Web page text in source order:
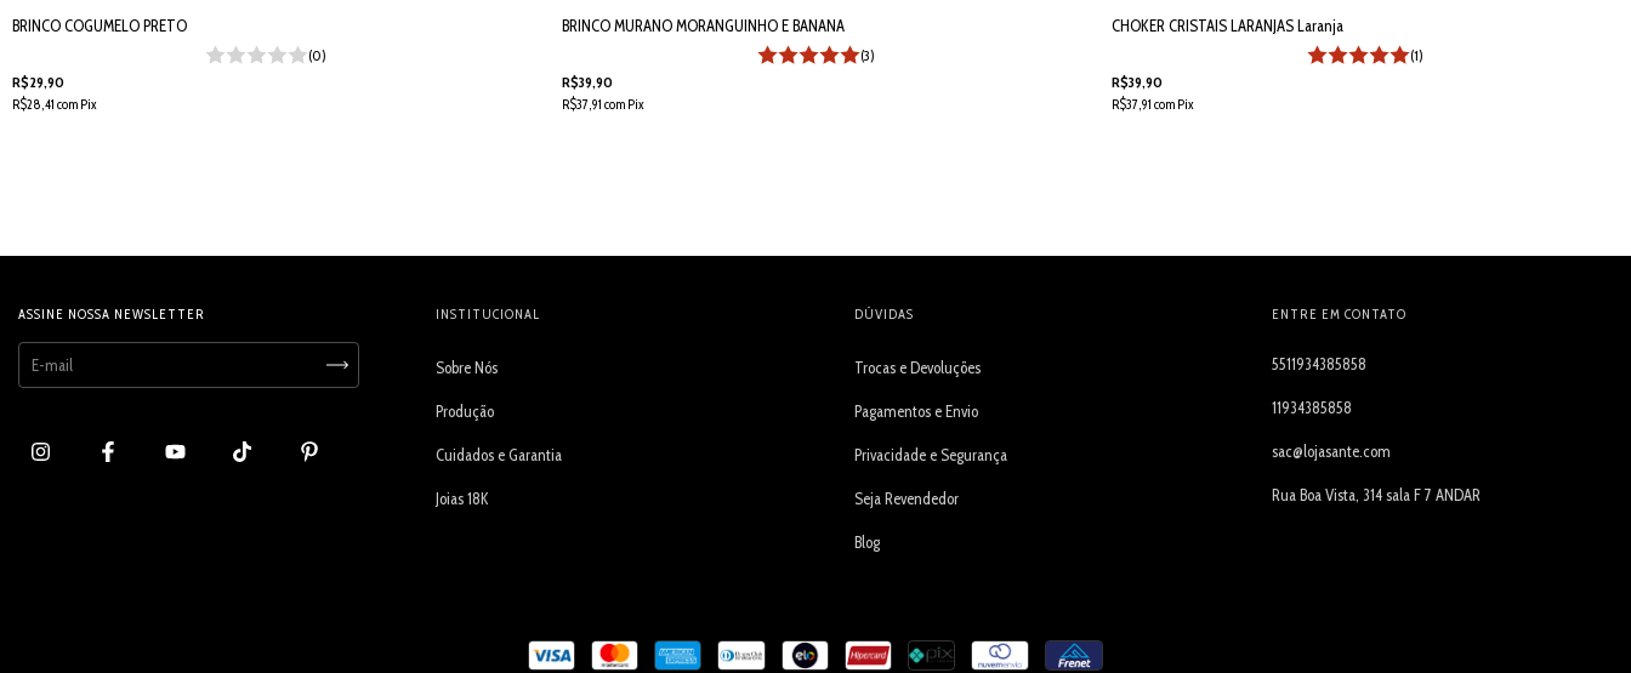
BRINCO COGUMELO PRETO
(0)
R$29,90
R$28,41 com Pix
BRINCO MURANO MORANGUINHO E BANANA
(3)
R$39,90
R$37,91 com Pix
CHOKER CRISTAIS LARANJAS Laranja
(1)
R$39,90
R$37,91 com Pix
ASSINE NOSSA NEWSLETTER INSTITUCIONAL
Sobre Nós
Produção
Cuidados e Garantia
Joias 18K
DÚVIDAS
Trocas e Devoluções
Pagamentos e Envio
Privacidade e Segurança
Seja Revendedor
Blog
ENTRE EM CONTATO
5511934385858
11934385858
sac@lojasante.com
Rua Boa Vista, 314 sala F 7 ANDAR